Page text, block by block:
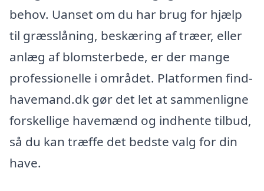
behov. Uanset om du har brug for hjælp
til græsslåning, beskæring af træer, eller
anlæg af blomsterbede, er der mange
professionelle i området. Platformen find-
havemand.dk gør det let at sammenligne
forskellige havemænd og indhente tilbud,
så du kan træffe det bedste valg for din
have.